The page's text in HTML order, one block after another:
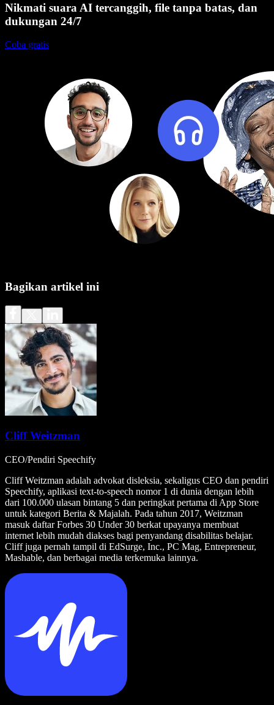
Nikmati suara AI tercanggih, file tanpa batas, dan
dukungan 24/7
Coba gratis
Bagikan artikel ini
Cliff Weitzman
CEO/Pendiri Speechify
Cliff Weitzman adalah advokat disleksia, sekaligus CEO dan pendiri
Speechify, aplikasi text-to-speech nomor 1 di dunia dengan lebih
dari 100.000 ulasan bintang 5 dan peringkat pertama di App Store
untuk kategori Berita & Majalah. Pada tahun 2017, Weitzman
masuk daftar Forbes 30 Under 30 berkat upayanya membuat
internet lebih mudah diakses bagi penyandang disabilitas belajar.
Cliff juga pernah tampil di EdSurge, Inc., PC Mag, Entrepreneur,
Mashable, dan berbagai media terkemuka lainnya.